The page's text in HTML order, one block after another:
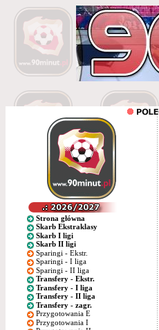
Strona główna
Skarb Ekstraklasy
Skarb I ligi
Skarb II ligi
Sparingi - Ekstr.
Sparingi - I liga
Sparingi - II liga
Transfery - Ekstr.
Transfery - I liga
Transfery - II liga
Transfery - zagr.
Przygotowania E
Przygotowania I